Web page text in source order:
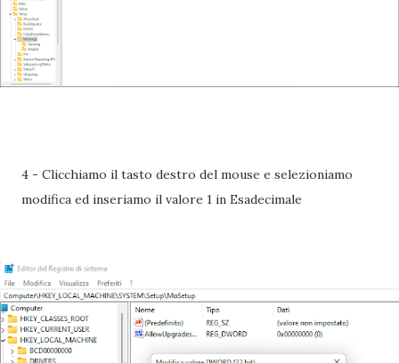
4 - Clicchiamo il tasto destro del mouse e selezioniamo
modifica ed inseriamo il valore 1 in Esadecimale